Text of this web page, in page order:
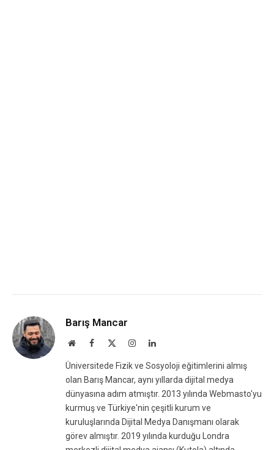
Barış Mancar
WebsiteFacebook InstagramLinkedIn
Üniversitede Fizik ve Sosyoloji eğitimlerini almış
olan Barış Mancar, aynı yıllarda dijital medya
dünyasına adım atmıştır. 2013 yılında Webmasto'yu
kurmuş ve Türkiye'nin çeşitli kurum ve
kuruluşlarında Dijital Medya Danışmanı olarak
görev almıştır. 2019 yılında kurduğu Londra